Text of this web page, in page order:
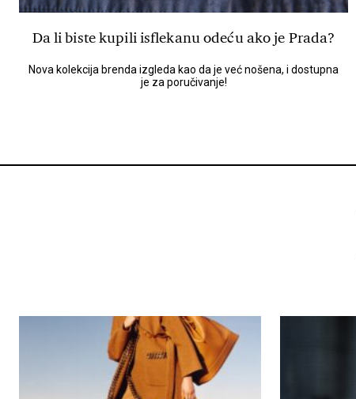
Da li biste kupili isflekanu odeću ako je Prada?
Nova kolekcija brenda izgleda kao da je već nošena, i dostupna
je za poručivanje!